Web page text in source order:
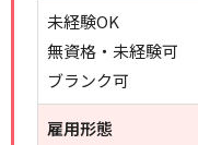
未経験OK
無資格・未経験可
ブランク可
雇用形態